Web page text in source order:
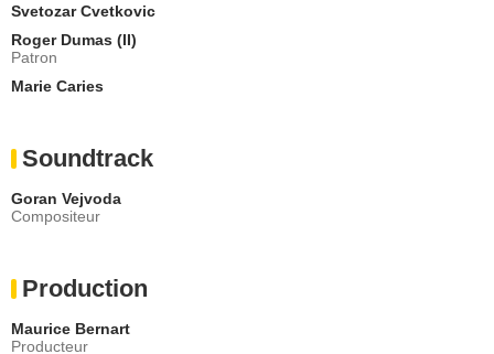
Svetozar Cvetkovic
Roger Dumas (II)
Patron
Marie Caries
Soundtrack
Goran Vejvoda
Compositeur
Production
Maurice Bernart
Producteur